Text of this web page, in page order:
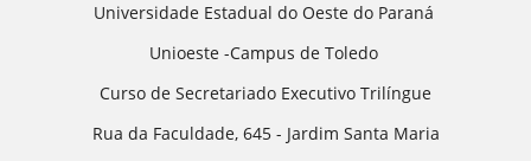
Universidade Estadual do Oeste do Paraná
Unioeste -Campus de Toledo
Curso de Secretariado Executivo Trilíngue
Rua da Faculdade, 645 - Jardim Santa Maria